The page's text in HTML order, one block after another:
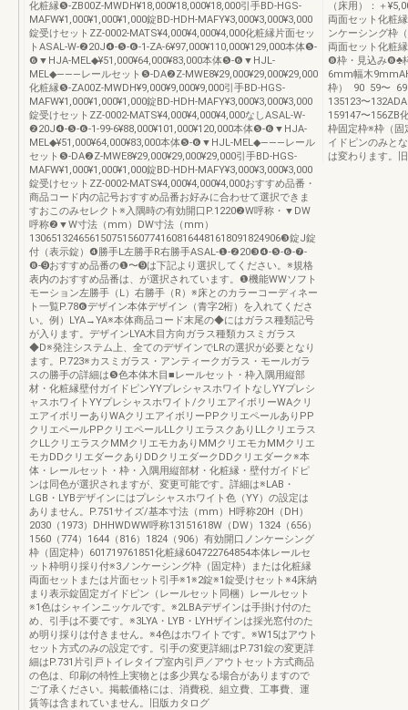
化粧縁❺-ZB00Z-MWDH¥18,000¥18,000¥18,000引手BD-HGS-
MAFW¥1,000¥1,000¥1,000錠BD-HDH-MAFY¥3,000¥3,000¥3,000
錠受けセットZZ-0002-MATS¥4,000¥4,000¥4,000化粧縁片面セッ
トASAL-W-❷20J❹-❺-❻-1-ZA-6¥97,000¥110,000¥129,000本体❺-
❻▼HJA-MEL◆¥51,000¥64,000¥83,000本体❺-❻▼HJL-
MEL◆―――レールセット❺-DA❷Z-MWE8¥29,000¥29,000¥29,000
化粧縁❺-ZA00Z-MWDH¥9,000¥9,000¥9,000引手BD-HGS-
MAFW¥1,000¥1,000¥1,000錠BD-HDH-MAFY¥3,000¥3,000¥3,000
錠受けセットZZ-0002-MATS¥4,000¥4,000¥4,000なしASAL-W-
❷20J❹-❺-❻-1-99-6¥88,000¥101,000¥120,000本体❺-❻▼HJA-
MEL◆¥51,000¥64,000¥83,000本体❺-❻▼HJL-MEL◆―――レール
セット❺-DA❷Z-MWE8¥29,000¥29,000¥29,000引手BD-HGS-
MAFW¥1,000¥1,000¥1,000錠BD-HDH-MAFY¥3,000¥3,000¥3,000
錠受けセットZZ-0002-MATS¥4,000¥4,000¥4,000おすすめ品番・
商品コード内の記号おすすめ品番お好みに合わせて選択できま
すおこのみセレクト※入隅時の有効開口P.1220❷W呼称・▼DW
呼称❷▼W寸法（mm）DW寸法（mm）
1306513246561507515607741608164481618091824906❸錠J錠
付（表示錠）❹勝手L左勝手R右勝手ASAL-❶-❷20❸❹-❺-❻-❼-
❽-➒おすすめ品番の❶〜➒は下記より選択してください。※規格
表内のおすすめ品番は、が選択されています。❶機能WWソフト
モーション左勝手（L）右勝手（R）※床とのカラーコーディネー
ト一覧P.78❻デザイン本体デザイン（青字2桁）を入れてくださ
い。例）LYA→YA※本体商品コード末尾の◆にはガラス種類記号
が入ります。デザインLYA木目方向ガラス種類カスミガラス
◆D※発注システム上、全てのデザインでLRの選択が必要となり
ます。P.723※カスミガラス・アンティークガラス・モールガラ
スの勝手の詳細は❺色本体木目■レールセット・枠入隅用縦部
材・化粧縁壁付ガイドピンYYプレシャスホワイトなしYYプレシ
ャスホワイトYYプレシャスホワイト/クリエアイボリーWAクリ
エアイボリーありWAクリエアイボリーPPクリエペールありPP
クリエペールPPクリエペールLLクリエラスクありLLクリエラス
クLLクリエラスクMMクリエモカありMMクリエモカMMクリエ
モカDDクリエダークありDDクリエダークDDクリエダーク※本
体・レールセット・枠・入隅用縦部材・化粧縁・壁付ガイドピ
ンは同色が選択されますが、変更可能です。詳細は※LAB・
LGB・LYBデザインにはプレシャスホワイト色（YY）の設定は
ありません。P.751サイズ/基本寸法（mm）H呼称20H（DH）
2030（1973）DHHWDWW呼称13151618W（DW）1324（656）
1560（774）1644（816）1824（906）有効開口ノンケーシング
枠（固定枠）601719761851化粧縁604722764854本体レールセ
ット枠明り採り付※3ノンケーシング枠（固定枠）または化粧縁
両面セットまたは片面セット引手※1※2錠※1錠受けセット※4床納
まり表示錠固定ガイドピン（レールセット同梱）レールセット
※1色はシャインニッケルです。※2LBAデザインは手掛け付のた
め、引手は不要です。※3LYA・LYB・LYHザインは採光窓付のた
め明り採りは付きません。※4色はホワイトです。※W15はアウト
セット方式のみの設定です。引手の変更詳細はP.731錠の変更詳
細はP.731片引戸トイレタイプ室内引戸／アウトセット方式商品
の色は、印刷の特性上実物とは多少異なる場合がありますので
ご了承ください。掲載価格には、消費税、組立費、工事費、運
賃等は含まれていません。旧版カタログ
（床用）：＋
両面セット化粧
ンケーシング枠
両面セット化粧
❽枠・見込み❽♣
6mm幅木
枠） 90 59〜
135123〜
159147〜156ZB
枠固定枠※枠（固
イドピンのみと
は変わります。